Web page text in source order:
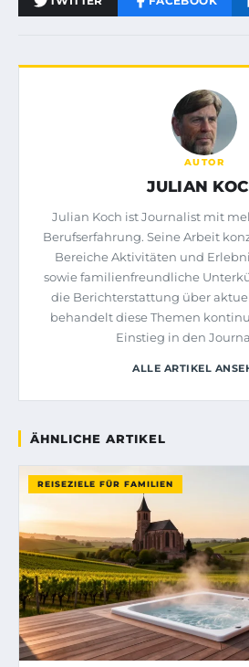
AUTOR
JULIAN
Julian Koch ist Journalist mit
Berufserfahrung. Seine Arbeit
Bereiche Aktivitäten und
sowie familienfreundliche
die Berichterstattung über
behandelt diese Themen
Einstieg in den
ALLE ARTIKEL
ÄHNLICHE ARTIKEL
REISEZIELE FÜR FAMILIEN